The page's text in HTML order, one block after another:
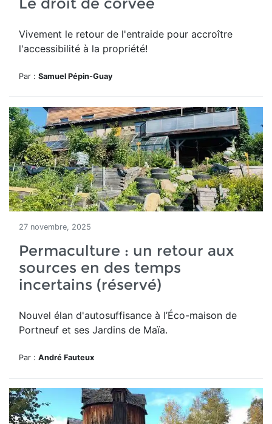
Vivement le retour de l'entraide pour accroître
l'accessibilité à la propriété!
Par : Samuel Pépin-Guay
27 novembre, 2025
Permaculture : un retour aux
sources en des temps
incertains (réservé)
Nouvel élan d'autosuffisance à l’Éco-maison de
Portneuf et ses Jardins de Maïa.
Par : André Fauteux